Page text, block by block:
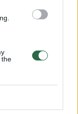
the
į priekį
naujais
in